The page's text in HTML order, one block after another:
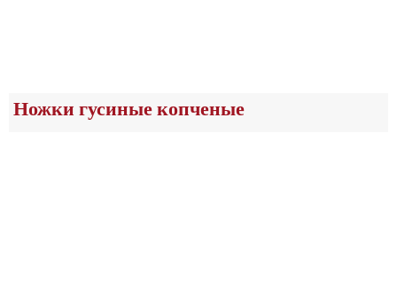
Ножки гусиные копченые